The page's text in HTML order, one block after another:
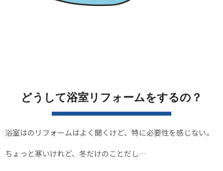
どうして浴室リフォームをするの？
浴室はのリフォームはよく聞くけど、特に必要性を感じない。
ちょっと寒いけれど、冬だけのことだし…